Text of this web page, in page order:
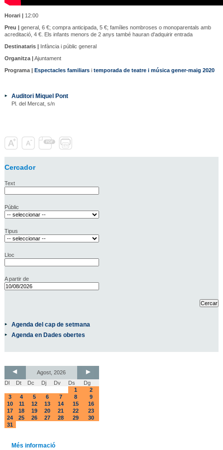
Horari |12:00
Preu |general, 6 €; compra anticipada, 5 €; famílies nombroses o monoparentals amb
acreditació, 4 €. Els infants menors de 2 anys també hauran d'adquirir entrada
Destinataris |Infància i públic general
Organitza |Ajuntament
Programa | Espectacles familiarsi temporada de teatre i música gener-maig 2020
Auditori Miquel Pont
Pl. del Mercat, s/n
Cercador
Text
Públic
Tipus
Lloc
A partir de
Agenda del cap de setmana
Agenda en Dades obertes
Agost, 2026
Dl
Dt Dc Dj Dv Ds
Dg
1
2
3
4 5 6 7 8
9
10
11 12 13 14 15
16
17
18 19 20 21 22
23
24
25 26 27 28 29
30
31
Més informació